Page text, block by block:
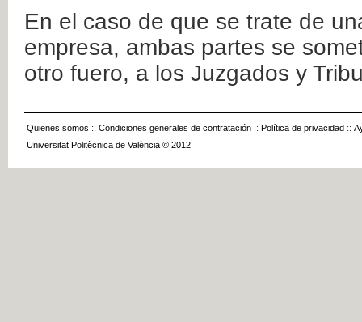
En el caso de que se trate de
empresa, ambas partes se
otro fuero, a los Juzgados y
Quienes somos :: Condiciones generales de contratación :: Política de privacidad ::
Universitat Politècnica de València © 2012